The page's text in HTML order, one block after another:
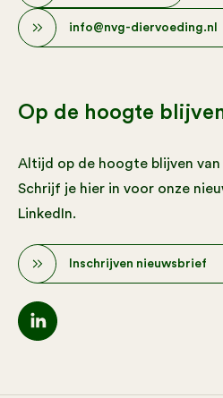
info@nvg-diervoeding.nl
Op de hoogte
Altijd op de hoogte blijven
Schrijf je hier in voor onze
LinkedIn.
Inschrijven nieuwsbrief